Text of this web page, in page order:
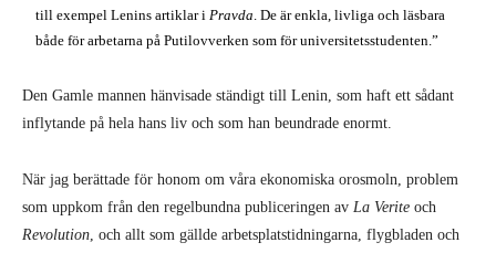
till exempel Lenins artiklar iPravda. De är enkla, livliga och läsbara
både för arbetarna på Putilovverken som för universitetsstudenten.”
Den Gamle mannen hänvisade ständigt till Lenin, som haft ett sådant
inflytande på hela hans liv och som han beundrade enormt.
När jag berättade för honom om våra ekonomiska orosmoln, problem
som uppkom från den regelbundna publiceringen av La Verite och
Revolution, och allt som gällde arbetsplatstidningarna, flygbladen och